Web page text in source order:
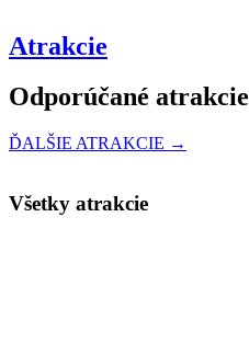
Atrakcie
Odporúčané atrakcie
ĎALŠIE ATRAKCIE →
Všetky atrakcie